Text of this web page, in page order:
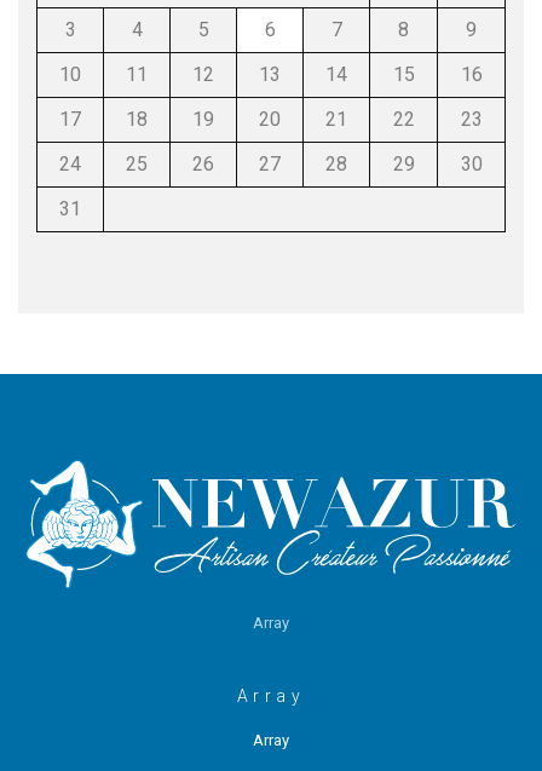
3
4 5 6 7 8
9
10
11 12 13 14 15
16
17
18 19 20 21 22
23
24
25 26 27 28 29
30
31
Array
Array
Array